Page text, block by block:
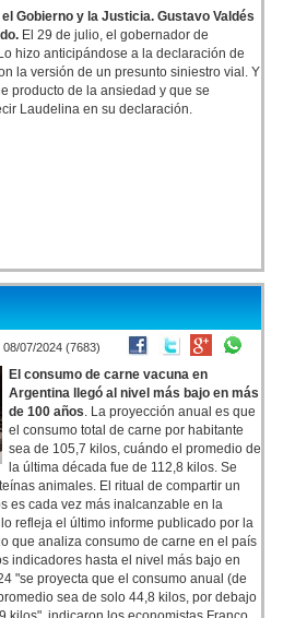
Gobierno y la Justicia. Gustavo Valdés
El 29 de julio, el gobernador de
hizo anticipándose a la declaración de
la versión de un presunto siniestro vial. Y
producto de la ansiedad y que se
Laudelina en su declaración.
08/07/2024 (7683)
El consumo de carne vacuna en
Argentina llegó al nivel más bajo en más
de 100 años. La proyección anual es que
el consumo total de carne por habitante
sea de 105,7 kilos, cuándo el promedio de
la última década fue de 112,8 kilos. Se
animales. El ritual de compartir un
es cada vez más inalcanzable en la
refleja el último informe publicado por la
que analiza consumo de carne en el país
indicadores hasta el nivel más bajo en
"se proyecta que el consumo anual (de
sea de solo 44,8 kilos, por debajo